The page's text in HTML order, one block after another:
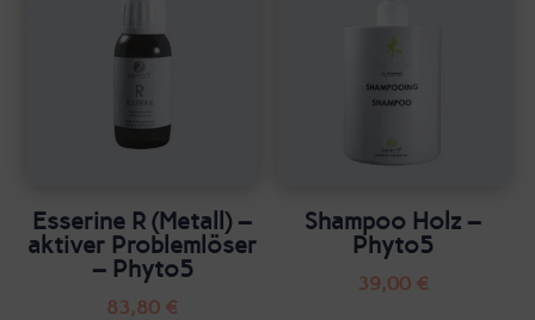
Esserine R (Metall) –
aktiver Problemlöser
– Phyto5
83,80 €
Shampoo Holz –
Phyto5
39,00 €